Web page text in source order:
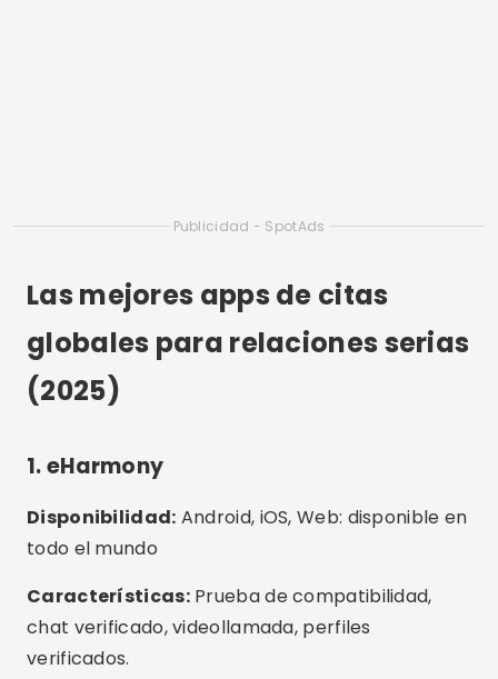
Publicidad - SpotAds
Las mejores apps de citas
globales para relaciones serias
(2025)
1. eHarmony
Disponibilidad: Android, iOS, Web: disponible en
todo el mundo
Características:Prueba de compatibilidad,
chat verificado, videollamada, perfiles
verificados.